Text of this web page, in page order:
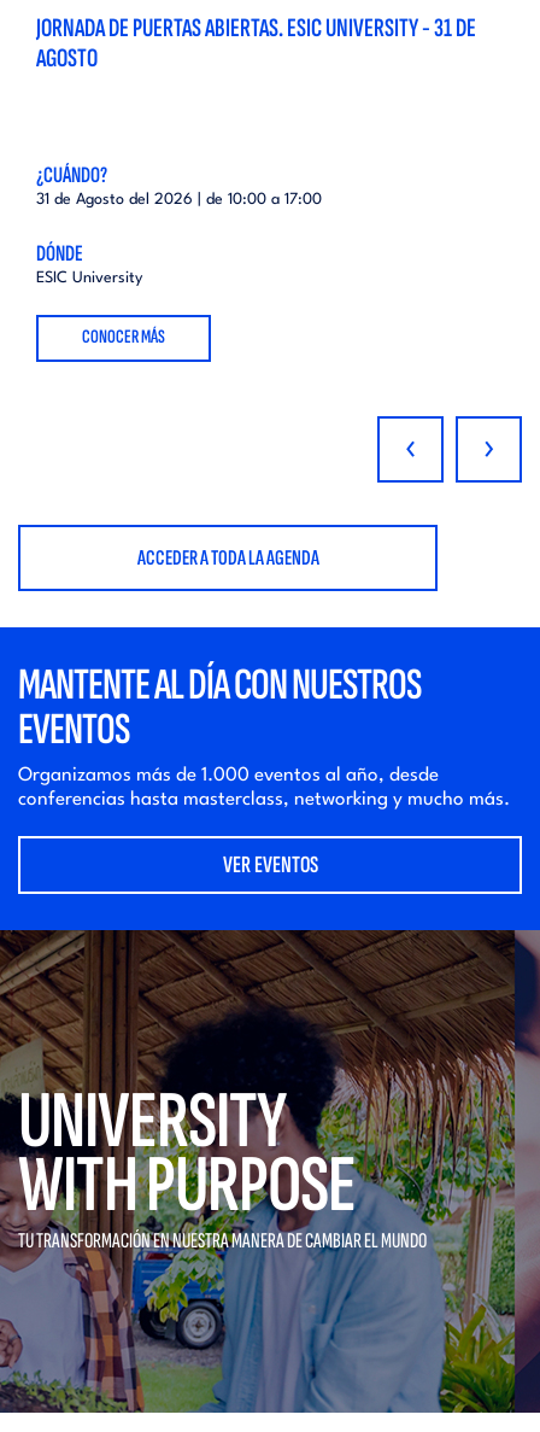
JORNADA DE PUERTAS ABIERTAS. ESIC UNIVERSITY - 31 DE
AGOSTO
¿CUÁNDO?
31 de Agosto del 2026 | de 10:00 a 17:00
DÓNDE
ESIC University
CONOCER MÁS
‹ ›
ACCEDER A TODA LA AGENDA
MANTENTE AL DÍA CON NUESTROS
EVENTOS
Organizamos más de 1.000 eventos al año, desde
conferencias hasta masterclass, networking y mucho más.
VER EVENTOS
UNIVERSITY
WITH PURPOSE
TU TRANSFORMACIÓN EN NUESTRAMANERA DE CAMBIAR EL MUNDO